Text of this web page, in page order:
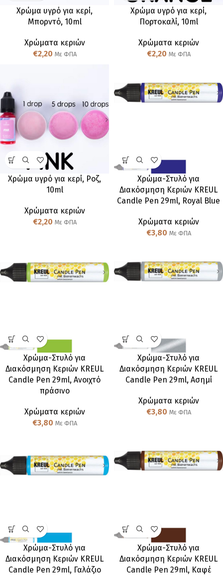
Χρώμα υγρό για κερί,
Μπορντό, 10ml
Χρώματα κεριών
€2,20 Με ΦΠΑ
Χρώμα υγρό για κερί,
Πορτοκαλί, 10ml
Χρώματα κεριών
€2,20 Με ΦΠΑ
Χρώμα υγρό για κερί, Ροζ,
10ml
Χρώματα κεριών
€2,20 Με ΦΠΑ
Χρώμα-Στυλό για
Διακόσμηση Κεριών KREUL
Candle Pen 29ml, Royal Blue
Χρώματα κεριών
€3,80 Με ΦΠΑ
Χρώμα-Στυλό για
Διακόσμηση Κεριών KREUL
Candle Pen 29ml, Ανοιχτό
πράσινο
Χρώματα κεριών
€3,80 Με ΦΠΑ
Χρώμα-Στυλό για
Διακόσμηση Κεριών KREUL
Candle Pen 29ml, Ασημί
Χρώματα κεριών
€3,80 Με ΦΠΑ
Χρώμα-Στυλό για
Διακόσμηση Κεριών KREUL
Candle Pen 29ml, Γαλάζιο
Χρώμα-Στυλό για
Διακόσμηση Κεριών KREUL
Candle Pen 29ml, Καφέ